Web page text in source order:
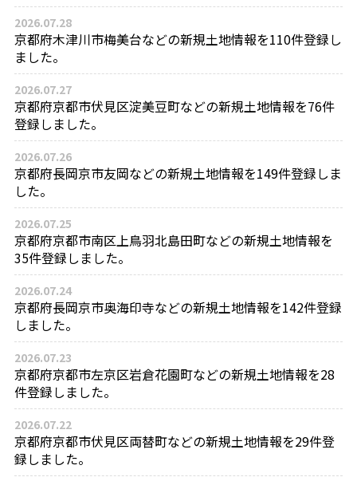
2026.07.28
京都府木津川市梅美台などの新規土地情報を110件登録し
ました。
2026.07.27
京都府京都市伏見区淀美豆町などの新規土地情報を76件
登録しました。
2026.07.26
京都府長岡京市友岡などの新規土地情報を149件登録しま
した。
2026.07.25
京都府京都市南区上鳥羽北島田町などの新規土地情報を
35件登録しました。
2026.07.24
京都府長岡京市奥海印寺などの新規土地情報を142件登録
しました。
2026.07.23
京都府京都市左京区岩倉花園町などの新規土地情報を28
件登録しました。
2026.07.22
京都府京都市伏見区両替町などの新規土地情報を29件登
録しました。